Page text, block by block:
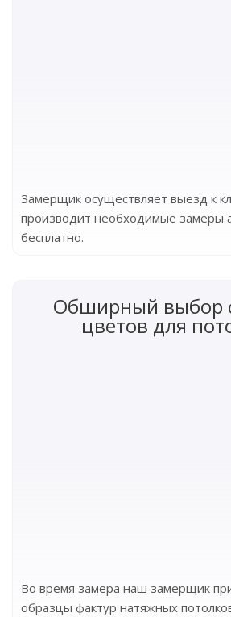
Замерщик осуществляет выезд к
производит необходимые замеры
бесплатно.
Обширный выбор
цветов для
Во время замера наш замерщик
образцы фактур натяжных